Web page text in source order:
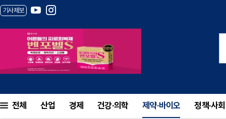
기사제보
전체 산업 경제 건강·의학 제약·바이오 정책·사회